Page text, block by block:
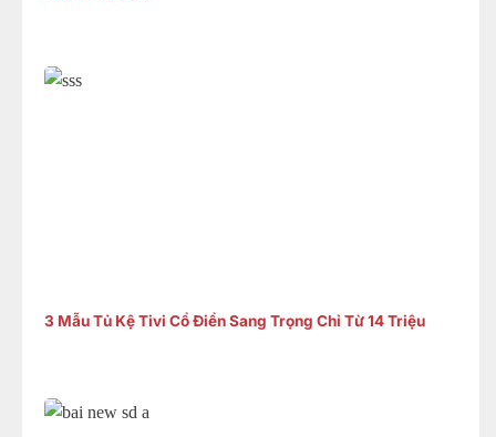
3 Mẫu Tủ Kệ Tivi Cổ Điển Sang Trọng Chỉ Từ 14 Triệu